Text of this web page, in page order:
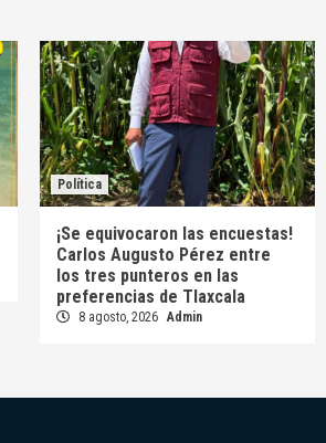
Política
¡Se equivocaron las encuestas!
Carlos Augusto Pérez entre
los tres punteros en las
preferencias de Tlaxcala
8 agosto, 2026 Admin